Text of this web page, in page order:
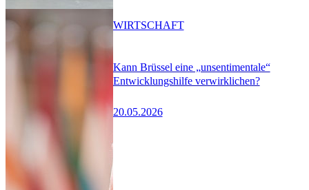
Kann Brüssel eine „unsentimentale“
Entwicklungshilfe verwirklichen?
20.05.2026
WIRTSCHAFT